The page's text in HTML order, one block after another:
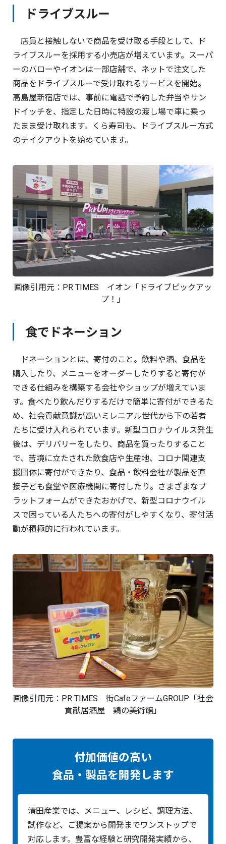
ドライブスルー
店員と接触しないで商品を受け取る手段として、ド
ライブスルーを採用する小売店が増えています。スーパ
ーのバローやイオンは一部店舗で、ネットで注文した
商品をドライブスルーで受け取れるサービスを開始。
高島屋新宿店では、事前に電話で予約した弁当やサン
ドイッチを、指定した日時に特設の渡し場で車に乗っ
たまま受け取れます。くら寿司も、ドライブスルー方式
のテイクアウトを始めています。
画像引用元： PR TIMES イオン「ドライブピックアッ
プ！」
食でドネーション
ドネーションとは、寄付のこと。飲料や酒、食品を
購入したり、メニューをオーダーしたりすると寄付が
できる仕組みを構築する会社やショップが増えていま
す。食べたり飲んだりするだけで簡単に寄付ができるた
め、社会貢献意識が高いミレニアル世代から下の若者
たちに受け入れられています。新型コロナウイルス発生
後は、デリバリーをしたり、商品を買ったりすること
で、苦境に立たされた飲食店や生産地、コロナ関連支
援団体に寄付ができたり、食品・飲料会社が製品を直
接子ども食堂や医療機関に寄付したり。さまざまなプ
ラットフォームができたおかげで、新型コロナウイル
スで困っている人たちへの寄付がしやすくなり、寄付活
動が積極的に行われています。
画像引用元： PR TIMES 街CafeファームGROUP「社会
貢献居酒屋 鶏の美術館」
付加価値の高い
食品・製品を開発します
清田産業では、メニュー、レシピ、調理方法、
試作など、ご提案から開発までワンストップで
対応します。豊富な経験と研究開発実績から、